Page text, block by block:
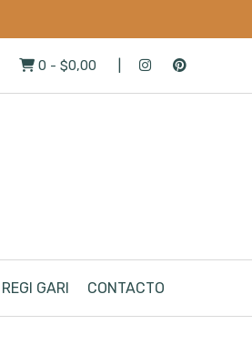
0 - $0,00
REGI GARI CONTACTO